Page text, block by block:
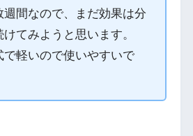
週間なので、まだ効果は分
てみようと思います。
で軽いので使いやすいで